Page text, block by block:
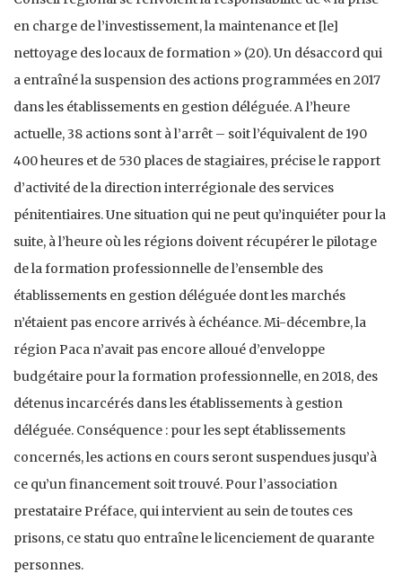
en charge de l’investissement, la maintenance et [le]
nettoyage des locaux de formation » (20). Un désaccord qui
a entraîné la suspension des actions programmées en 2017
dans les établissements en gestion déléguée. A l’heure
actuelle, 38 actions sont à l’arrêt – soit l’équivalent de 190
400 heures et de 530 places de stagiaires, précise le rapport
d’activité de la direction interrégionale des services
pénitentiaires. Une situation qui ne peut qu’inquiéter pour la
suite, à l’heure où les régions doivent récupérer le pilotage
de la formation professionnelle de l’ensemble des
établissements en gestion déléguée dont les marchés
n’étaient pas encore arrivés à échéance. Mi-décembre, la
région Paca n’avait pas encore alloué d’enveloppe
budgétaire pour la formation professionnelle, en 2018, des
détenus incarcérés dans les établissements à gestion
déléguée. Conséquence : pour les sept établissements
concernés, les actions en cours seront suspendues jusqu’à
ce qu’un financement soit trouvé. Pour l’association
prestataire Préface, qui intervient au sein de toutes ces
prisons, ce statu quo entraîne le licenciement de quarante
personnes.